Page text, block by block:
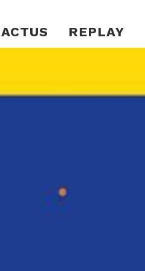
ACTUS REPLAY